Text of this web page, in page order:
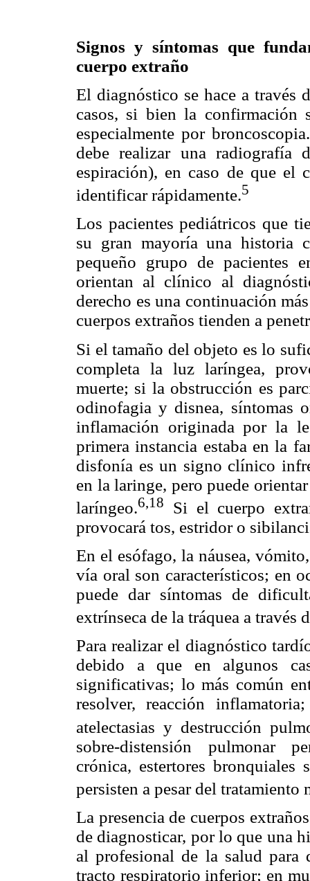
Signos y síntomas que
cuerpo extraño
El diagnóstico se hace a
casos, si bien la confirmación
especialmente por
debe realizar una
espiración), en caso de que el
identificar rápidamente.5
Los pacientes pediátricos que
su gran mayoría una historia
pequeño grupo de pacientes
orientan al clínico al
derecho es una continuación
cuerpos extraños tienden a
Si el tamaño del objeto es lo
completa la luz laríngea,
muerte; si la obstrucción es
odinofagia y disnea, síntomas
inflamación originada por la
primera instancia estaba en la
disfonía es un signo clínico
en la laringe, pero puede
laríngeo.6,18
Si el cuerpo
provocará tos, estridor o
En el esófago, la náusea,
vía oral son característicos; en
puede dar síntomas de
extrínseca de la tráquea a través
Para realizar el diagnóstico
debido a que en algunos
significativas; lo más común
resolver, reacción
atelectasias y destrucción
sobre-distensión pulmonar
crónica, estertores bronquiales
persisten a pesar del tratamiento
La presencia de cuerpos
de diagnosticar, por lo que una
al profesional de la salud para
tracto respiratorio inferior; en